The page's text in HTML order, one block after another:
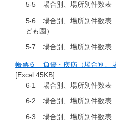
5-5 場合別、場所別件数表
5-6 場合別、場所別件数表
ども園）
5-7 場合別、場所別件数表
帳票６ 負傷・疾病（場合別、
[Excel:45KB]
6-1 場合別、場所別件数表
6-2 場合別、場所別件数表
6-3 場合別、場所別件数表